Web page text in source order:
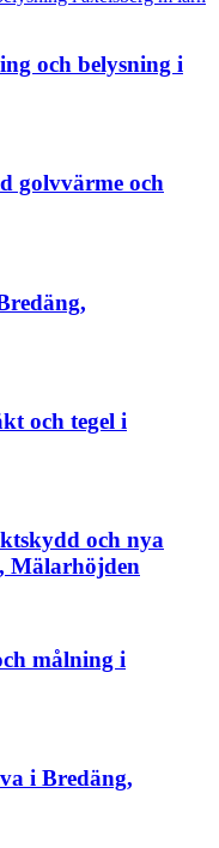
och belysning i
golvvärme och
och tegel i
och nya
Mälarhöjden
målning i
i Bredäng,